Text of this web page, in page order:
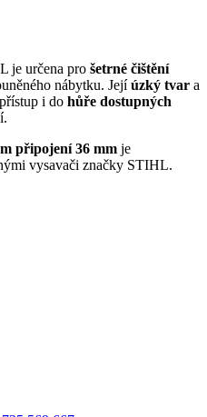
je určena pro šetrné čištění
nábytku. Jejíúzký tvar a
i do hůře dostupných
připojení 36 mm je
vysavači značky STIHL.